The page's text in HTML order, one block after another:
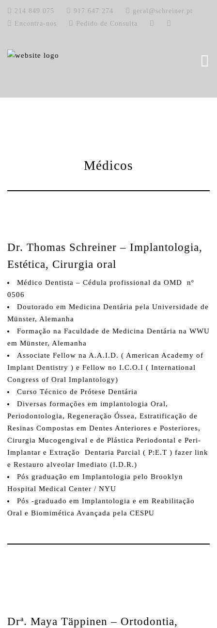
214 849 075 917 647 274
geral@schreiner.pt
Encontra-nos
Pedido de Consulta
Médicos
Dr. Thomas Schreiner – Implantologia,
Estética, Cirurgia oral
Médico Dentista – Cédula profissional da OMD nº
0506
Doutorado em Medicina Dentária pela Universidade de
Münster, Alemanha
Formação na Faculdade de Medicina Dentária na WWU
em Münster, Alemanha
Associate Fellow na A.A.I.D. ( American Academy of
Implant Dentistry ) e Fellow no I.C.O.I ( International
Congress of Oral Implantology)
Curso Técnico de Prótese Dentária
Diversas formações em implantologia Oral,
Periodontologia, Regeneração Óssea, Estratificação de
Resinas Compostas em Dentes Anteriores e Posteriores,
Cirurgia Mucogengival e de Plástica Periodontal e Peri-
Implantar e Extração Dentaria Parcial ( P:E.T ) fazer link
e Restauro alveolar Imediato (I.D.R.)
Pós graduação em Implantologia pelo Brooklyn
Hospital Medical Center / NYU
Pós -graduado em Implantologia e em Reabilitação
Oral e Biomimética Avançada pela CESPU
Drª. Maya Täppinen – Ortodontia,